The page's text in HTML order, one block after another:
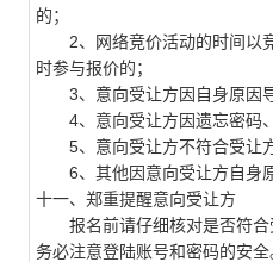
的；
2、网络竞价活动的时间以竞
时参与报价的；
3、意向受让方因自身原因导
4、意向受让方因遗忘密码、
5、意向受让方不符合受让方
6、其他因意向受让方自身
十一、郑重提醒意向受让方
报名前请仔细核对是否符合
务必注意登陆账号和密码的安